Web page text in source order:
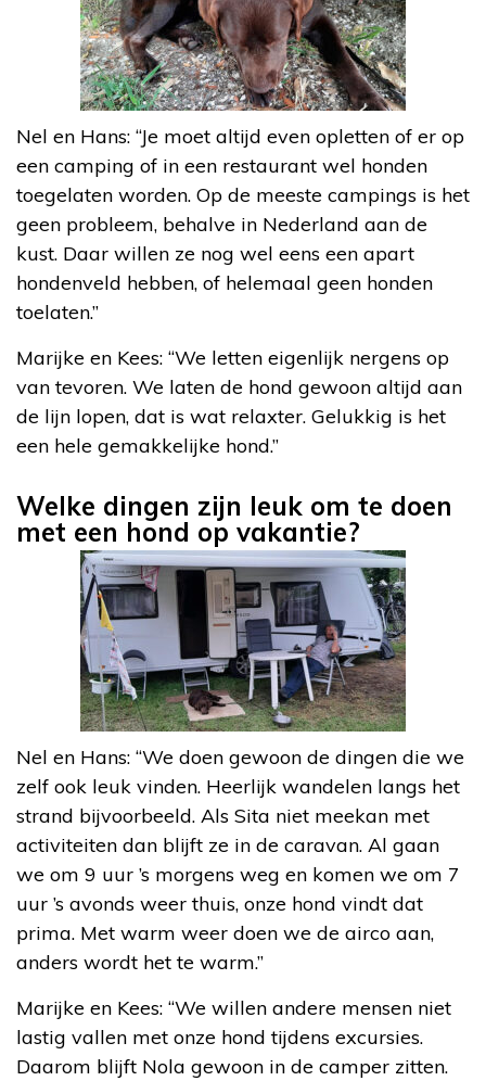
Nel en Hans: “Je moet altijd even opletten of er op
een camping of in een restaurant wel honden
toegelaten worden. Op de meeste campings is het
geen probleem, behalve in Nederland aan de
kust. Daar willen ze nog wel eens een apart
hondenveld hebben, of helemaal geen honden
toelaten.”
Marijke en Kees: “We letten eigenlijk nergens op
van tevoren. We laten de hond gewoon altijd aan
de lijn lopen, dat is wat relaxter. Gelukkig is het
een hele gemakkelijke hond.”
Welke dingen zijn leuk om te doen
met een hond op vakantie?
Nel en Hans: “We doen gewoon de dingen die we
zelf ook leuk vinden. Heerlijk wandelen langs het
strand bijvoorbeeld. Als Sita niet meekan met
activiteiten dan blijft ze in de caravan. Al gaan
we om 9 uur ’s morgens weg en komen we om 7
uur ’s avonds weer thuis, onze hond vindt dat
prima. Met warm weer doen we de airco aan,
anders wordt het te warm.”
Marijke en Kees: “We willen andere mensen niet
lastig vallen met onze hond tijdens excursies.
Daarom blijft Nola gewoon in de camper zitten.